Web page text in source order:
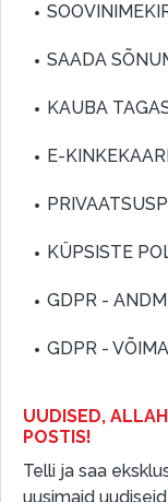
SAADA
KAUBA
E-
KÜPSISTE
GDPR -
GDPR -
UUDISED,
POSTIS!
Telli ja saa
uusimaid